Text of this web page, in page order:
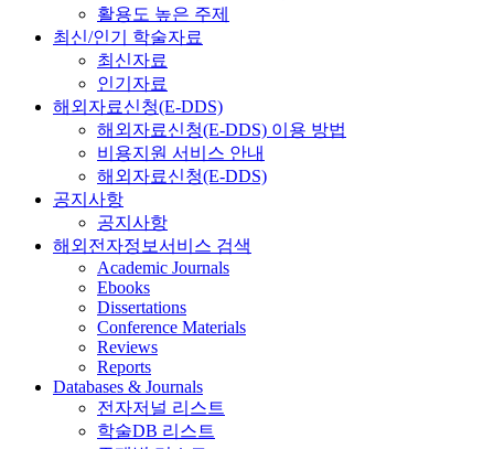
활용도 높은 주제
최신/인기 학술자료
최신자료
인기자료
해외자료신청(E-DDS)
해외자료신청(E-DDS) 이용 방법
비용지원 서비스 안내
해외자료신청(E-DDS)
공지사항
공지사항
해외전자정보서비스 검색
Academic Journals
Ebooks
Dissertations
Conference Materials
Reviews
Reports
Databases & Journals
전자저널 리스트
학술DB 리스트